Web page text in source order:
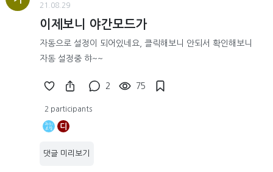
21.08.29
이제보니 야간모드가
자동으로 설정이 되어있네요, 클릭해보니 안되서 확인해보니
자동 설정중 햐~~
2 75
2 participants
디
댓글 미리보기